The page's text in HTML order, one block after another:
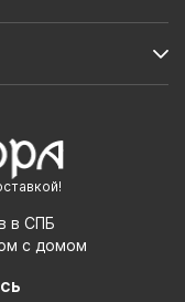
в СПБ
с домом